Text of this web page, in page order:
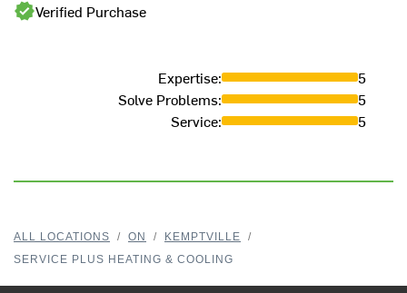
Verified Purchase
Expertise:
5
Solve Problems:
5
Service: 5
ALL LOCATIONS / ON / KEMPTVILLE
/
SERVICE PLUS HEATING & COOLING